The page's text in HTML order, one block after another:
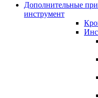
Дополнительные
инструмент